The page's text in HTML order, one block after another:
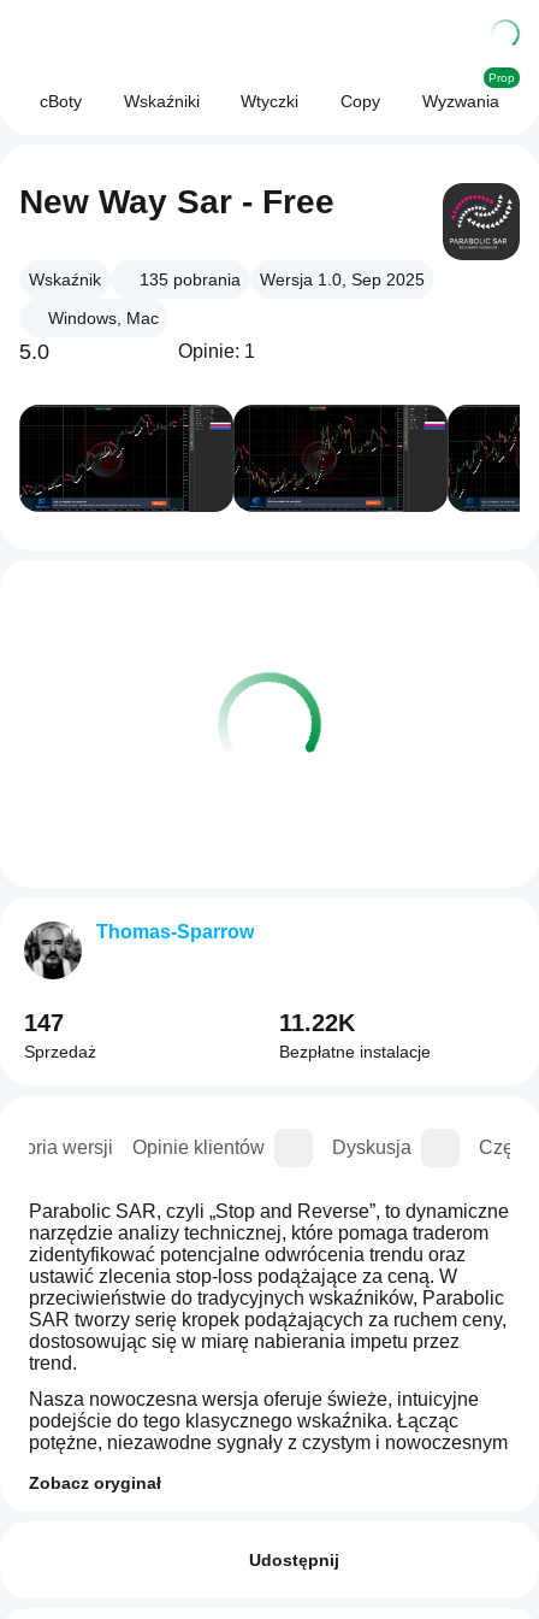
cBoty Wskaźniki Wtyczki Copy Wyzwania
Prop
New Way Sar - Free
Wskaźnik 135 pobrania
Wersja 1.0, Sep 2025
Windows, Mac
5.0 Opinie: 1
wersji Opinie klientów Dyskusja
Parabolic SAR, czyli „Stop and Reverse”, to dynamiczne
narzędzie analizy technicznej, które pomaga traderom
zidentyfikować potencjalne odwrócenia trendu oraz
ustawić zlecenia stop-loss podążające za ceną. W
przeciwieństwie do tradycyjnych wskaźników, Parabolic
SAR tworzy serię kropek podążających za ruchem ceny,
dostosowując się w miarę nabierania impetu przez
trend.
Nasza nowoczesna wersja oferuje świeże, intuicyjne
podejście do tego klasycznego wskaźnika. Łącząc
potężne, niezawodne sygnały z czystym i nowoczesnym
kierunek trendu oraz potencjalne punkty wejścia lub
Wersja Nowoczesna zapewnia jasność i precyzję
potrzebną do pewnego poruszania się po rynkach.
Zobacz oryginał
Udostępnij
Thomas-Sparrow
147
Sprzedaż
11.22K
Bezpłatne instalacje